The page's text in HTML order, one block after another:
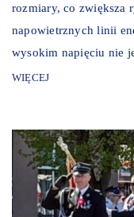
rozmiary, co zwiększa
napowietrznych linii
wysokim napięciu nie
WIĘCEJ